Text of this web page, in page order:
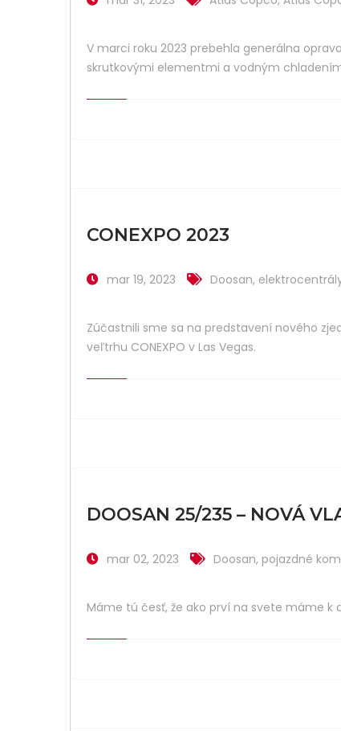
V marci roku 2023 prebehla generálna
skrutkovými elementmi a vodným
CONEXPO 2023
mar 19, 2023 Doosan,
Zúčastnili sme sa na predstavení nového
veľtrhu CONEXPO v Las Vegas.
DOOSAN 25/235 – NOVÁ
mar 02, 2023 Doosan, pojazdné
Máme tú česť, že ako prví na svete máme k